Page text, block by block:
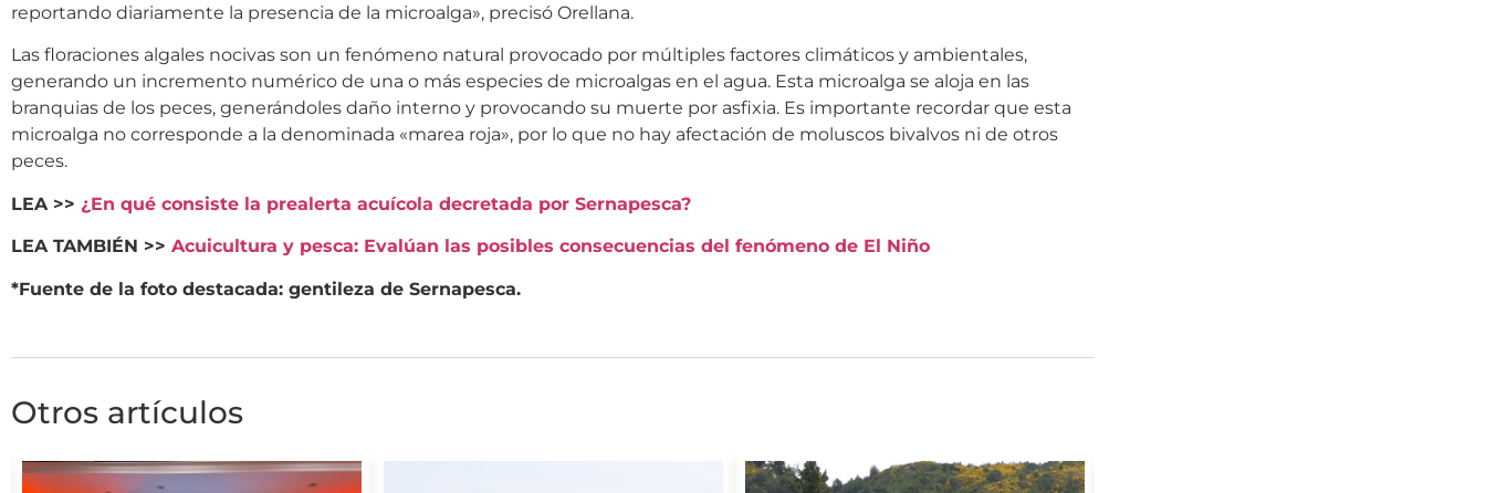
reportando diariamente la presencia de la microalga», precisó Orellana.
Las floraciones algales nocivas son un fenómeno natural provocado por múltiples factores climáticos y ambientales,
generando un incremento numérico de una o más especies de microalgas en el agua. Esta microalga se aloja en las
branquias de los peces, generándoles daño interno y provocando su muerte por asfixia. Es importante recordar que esta
microalga no corresponde a la denominada «marea roja», por lo que no hay afectación de moluscos bivalvos ni de otros
peces.
LEA >> ¿En qué consiste la prealerta acuícola decretada por Sernapesca?
LEA TAMBIÉN >> Acuicultura y pesca: Evalúan las posibles consecuencias del fenómeno de El Niño
*Fuente de la foto destacada: gentileza de Sernapesca.
Otros artículos